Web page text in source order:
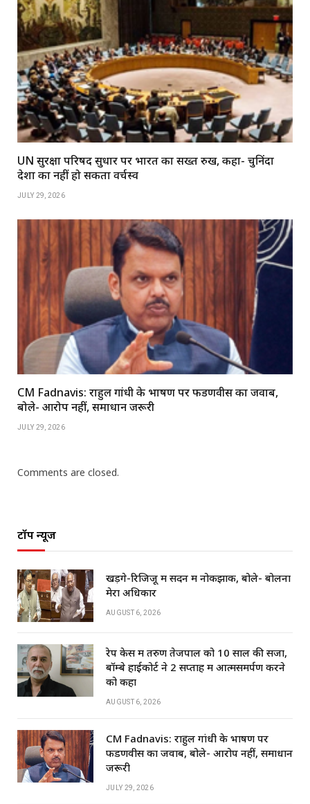
UN सुरक्षा परिषद सुधार पर भारत का सख्त रुख, कहा- चुनिंदा
देशों का नहीं हो सकता वर्चस्व
JULY 29, 2026
CM Fadnavis: राहुल गांधी के भाषण पर फडणवीस का जवाब,
बोले- आरोप नहीं, समाधान जरूरी
JULY 29, 2026
Comments are closed.
टॉप न्यूज
खड़गे-रिजिजू में सदन में नोकझोंक, बोले- बोलना
मेरा अधिकार
AUGUST 6, 2026
रेप केस में तरुण तेजपाल को 10 साल की सजा,
बॉम्बे हाईकोर्ट ने 2 सप्ताह में आत्मसमर्पण करने
को कहा
AUGUST 6, 2026
CM Fadnavis: राहुल गांधी के भाषण पर
फडणवीस का जवाब, बोले- आरोप नहीं, समाधान
जरूरी
JULY 29, 2026